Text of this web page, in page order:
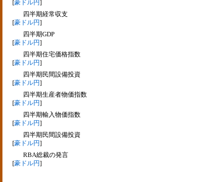
[豪ドル円]
四半期経常収支
[豪ドル円]
四半期GDP
[豪ドル円]
四半期住宅価格指数
[豪ドル円]
四半期民間設備投資
[豪ドル円]
四半期生産者物価指数
[豪ドル円]
四半期輸入物価指数
[豪ドル円]
四半期民間設備投資
[豪ドル円]
RBA総裁の発言
[豪ドル円]